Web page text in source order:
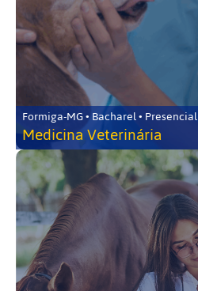
Formiga-MG • Bacharel • Presencial
Medicina Veterinária